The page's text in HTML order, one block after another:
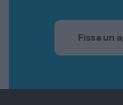
Fissa un